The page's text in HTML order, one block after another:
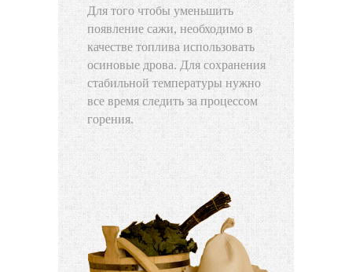
Для того чтобы уменьшить
появление сажи, необходимо в
качестве топлива использовать
осиновые дрова. Для сохранения
стабильной температуры нужно
все время следить за процессом
горения.